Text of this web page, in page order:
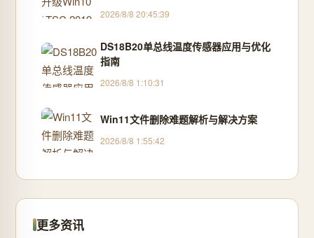
2026/8/8 20:45:39
DS18B20单总线温度传感器应用与优化
指南
2026/8/8 1:10:31
Win11文件删除难题解析与解决方案
2026/8/8 1:55:42
更多资讯